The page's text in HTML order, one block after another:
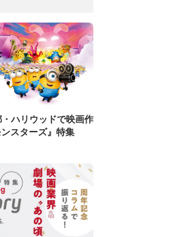
ハリウッドで映画作
スターズ』特集